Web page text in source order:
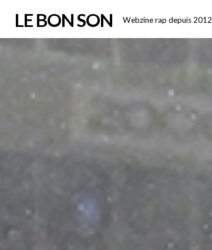
content
LE BON SON Webzine rap depuis 2012